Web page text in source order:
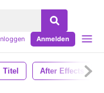
Anmelden
Titel After Effects